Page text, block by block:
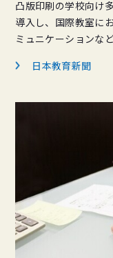
凸版印刷の学校向け
導入し、国際教室に
ミュニケーションな
日本教育新聞